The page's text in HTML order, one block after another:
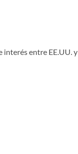
interés entre EE.UU. y